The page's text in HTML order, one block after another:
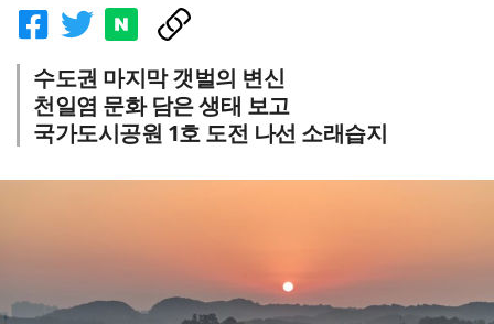
수도권 마지막 갯벌의 변신
천일염 문화 담은 생태 보고
국가도시공원 1호 도전 나선 소래습지